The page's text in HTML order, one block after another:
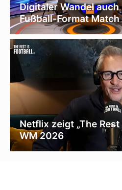
Digitaler Wandel
Fußball-Format
Netflix zeigt „The
WM 2026